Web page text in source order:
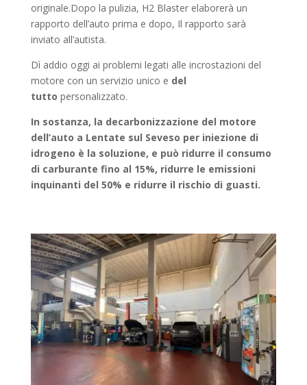
originale.Dopo la pulizia, H2 Blaster elaborerà un
rapporto dell’auto prima e dopo, Il rapporto sarà
inviato all’autista.
Dì addio oggi ai problemi legati alle incrostazioni del
motore con un servizio unico e del
tutto personalizzato.
In sostanza, la decarbonizzazione del motore
dell’auto a Lentate sul Seveso per iniezione di
idrogeno è la soluzione, e può ridurre il consumo
di carburante fino al 15%, ridurre le emissioni
inquinanti del 50% e ridurre il rischio di guasti.